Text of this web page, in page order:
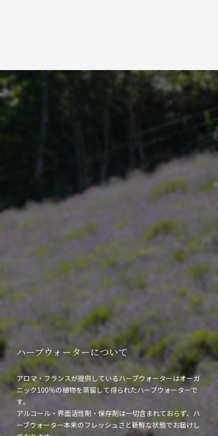
ハーブウォーターについて
アロマ・フランスが提供しているハーブウォーターはオーガ
ニック100％の植物を蒸留して得られたハーブウォーターで
す。
アルコール・界面活性剤・保存剤は一切含まれておらず、ハ
ーブウォーター本来のフレッシュさと新鮮な状態でお届けし